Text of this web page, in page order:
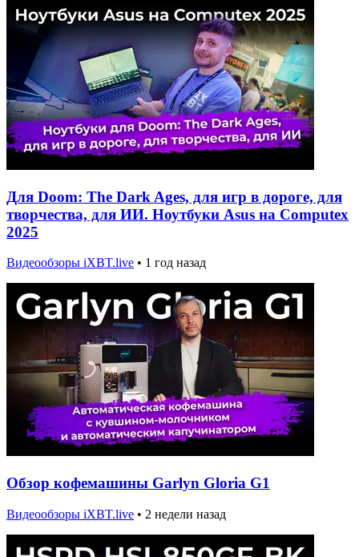
Для Doom: The Dark Ages, для игр в дороге, для
творчества, для ИИ. Ноутбуки Asus на Computex
2025
Видеообзоры iXBT.live • 1 год назад
Обзор кофемашины Garlyn Gloria G1
Видеообзоры iXBT.live • 2 недели назад